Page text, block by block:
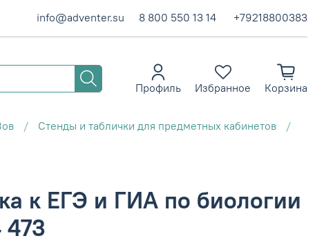
info@adventer.su 8 800 550 13 14 +79218800383
Профиль Избранное Корзина
Стенды и таблички для предметных кабинетов
к ЕГЭ и ГИА по биологии